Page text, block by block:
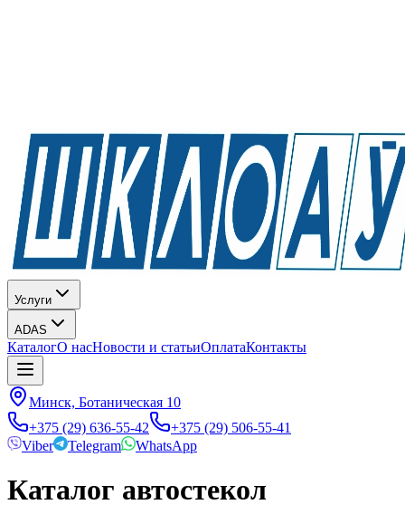
Услуги
ADAS
КаталогО насНовости и статьиОплатаКонтакты
Минск, Ботаническая 10
+375 (29) 636-55-42
+375 (29) 506-55-41
Viber
Telegram WhatsApp
Каталог автостекол